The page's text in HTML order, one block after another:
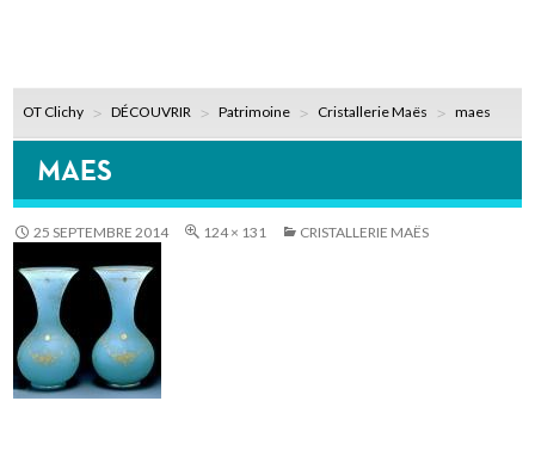
OT Clichy DÉCOUVRIR Patrimoine Cristallerie Maës maes
MAES
25 SEPTEMBRE 2014 124 × 131 CRISTALLERIE MAËS